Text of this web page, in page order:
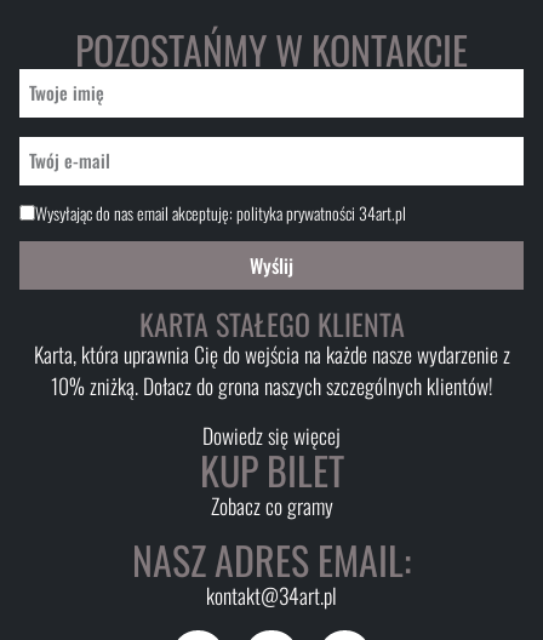
POZOSTAŃMY W KONTAKCIE
Wysyłając do nas email akceptuję:polityka prywatności 34art.pl
Wyślij
KARTA STAŁEGO KLIENTA
Karta, która uprawnia Cię do wejścia na każde nasze wydarzenie z
10% zniżką. Dołacz do grona naszych szczególnych klientów!
Dowiedz się więcej
KUP BILET
Zobacz co gramy
NASZ ADRES EMAIL:
kontakt@34art.pl